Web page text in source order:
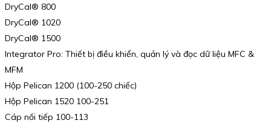
DryCal® 800
DryCal® 1020
DryCal® 1500
Integrator Pro: Thiết bị điều khiển, quản lý và đọc dữ liệu MFC &
MFM
Hộp Pelican 1200 (100-250 chiếc)
Hộp Pelican 1520 100-251
Cáp nối tiếp 100-113